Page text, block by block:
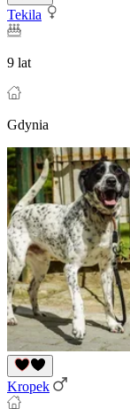
Tekila
9 lat
Gdynia
Kropek